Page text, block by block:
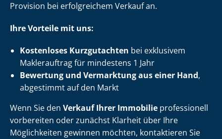
Provision bei erfolgreichem Verkauf an.
Ihre Vorteile mit uns:
Kostenloses Kurzgutachten bei exklusivem
Maklerauftrag für mindestens 1 Jahr
Bewertung und Vermarktung aus einer Hand,
abgestimmt auf den Markt
Wenn Sie den Verkauf Ihrer Immobilie professionell
vorbereiten oder zunächst Klarheit über Ihre
Möglichkeiten gewinnen möchten, kontaktieren Sie